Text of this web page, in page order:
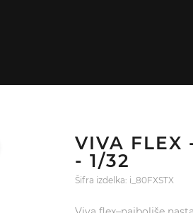
VIVA FLEX
- 1/32
Šifra izdelka: i_80FXSTX